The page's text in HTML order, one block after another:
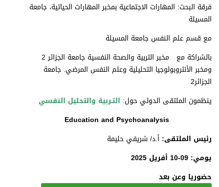
فرقة البحث: المهارات الاجتماعية بمخبر المهارات الحياتية، جامعة
المسيلة
مع قسم علم النفس جامعة المسيلة
ومخبر الأنثروبولوجيا التحليلية وعلم النفس المرضي. جامعة
الجزائر2
ينظمون الملتقى الدولي حول: التـربية والتحليل النفسي
Education and Psychoanalysis
رئيس الملتقى: أ.د/ شريفي حليمة
يومي: 09-10 أفريل 2025
حضوريا وعن بعد